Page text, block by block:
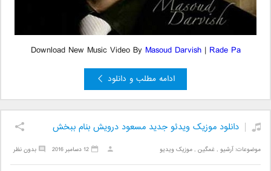
Download New Music Video By Masoud Darvish| Rade Pa
ادامه مطلب و دانلود
دانلود موزیک ویدئو جدید مسعود درویش بنام ببخش
موضوعات:آرشیو ,غمگین ,موزیک ویدیو بدون نظر 12 دسامبر 2016